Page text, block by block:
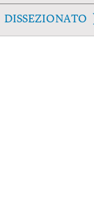
DISSEZIONATO